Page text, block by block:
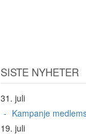
SISTE NYHETER
31. juli
Kampanje
19. juli